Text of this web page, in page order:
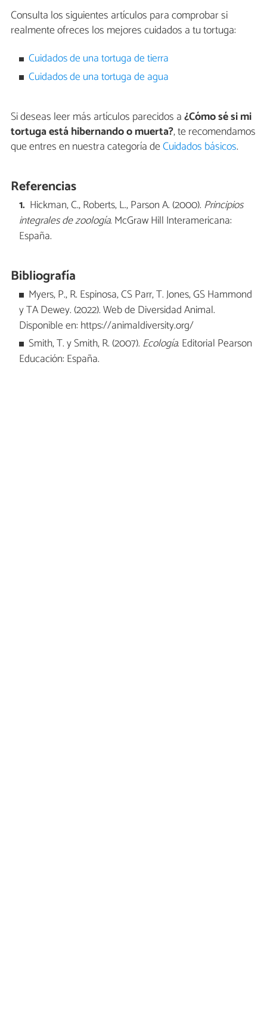
Consulta los siguientes artículos para comprobar si
realmente ofreces los mejores cuidados a tu tortuga:
Cuidados de una tortuga de tierra
Cuidados de una tortuga de agua
Si deseas leer más artículos parecidos a¿Cómo sé si mi
tortuga está hibernando o muerta?, te recomendamos
que entres en nuestra categoría deCuidados básicos.
Referencias
Hickman, C., Roberts, L., Parson A. (2000). Principios
integrales de zoología. McGraw Hill Interamericana:
España.
Bibliografía
Myers, P., R. Espinosa, CS Parr, T. Jones, GS Hammond
y TA Dewey. (2022). Web de Diversidad Animal.
Disponible en: https://animaldiversity.org/
Smith, T. y Smith, R. (2007). Ecología. Editorial Pearson
Educación: España.